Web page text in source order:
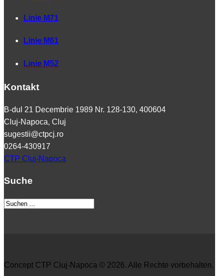
Linie M71
Linie M61
Linie M52
Kontakt
B-dul 21 Decembrie 1989 Nr. 128-130, 400604
Cluj-Napoca, Cluj
sugestii@ctpcj.ro
0264-430917
CTP Cluj-Napoca
Suche
Concept CTP Cluj-Napoca © 2026. Alle Rechte vorbehalten.